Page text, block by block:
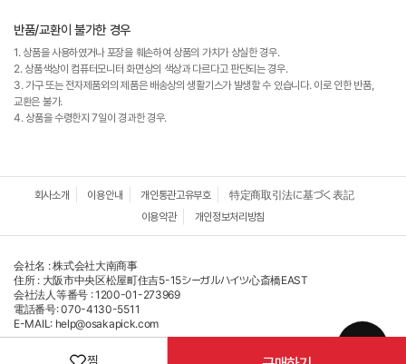
↑
반품/교환이 불가한 경우
1. 상품을 사용하였거나 포장을 훼손하여 상품의 가치가 상실한 경우.
2. 상품색상이 컴퓨터모니터 화면상의 색상과 다르다고 판단되는 경우.
3. 가구 또는 전자제품외의 제품은 배송상의 생활기스가 발생할 수 있습니다. 이로 인한 반품,
교환은 불가.
4. 상품을 수령한지 7일이 경과한 경우.
회사소개 이용안내 개인통관고유부호
特定商取引法に基づく表記
이용약관
개인정보처리방침
会社名 : 株式会社大南商事
住所 : 大阪市中央区松屋町住吉5-15シーガルハイツ心斎橋EAST
会社法人等番号 : 1200-01-273969
電話番号: 070-4130-5511
E-MAIL: help@osakapick.com